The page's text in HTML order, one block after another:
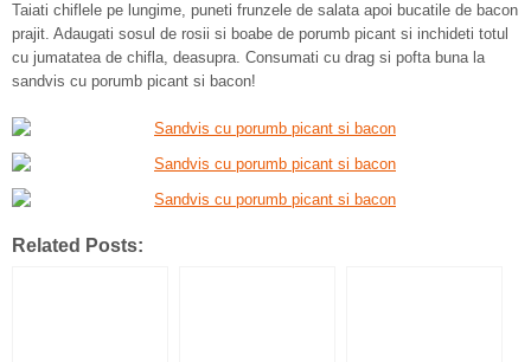
Taiati chiflele pe lungime, puneti frunzele de salata apoi bucatile de bacon
prajit. Adaugati sosul de rosii si boabe de porumb picant si inchideti totul
cu jumatatea de chifla, deasupra. Consumati cu drag si pofta buna la
sandvis cu porumb picant si bacon!
Related Posts: